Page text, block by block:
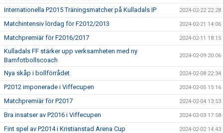
Internationella P2015 Träningsmatcher på Kulladals IP 2024-02-22 22:28
Matchintensiv lördag för F2012/2013 2024-02-21 14:06
Matchpremiär för F2016/2017 2024-02-11 18:15
Kulladals FF stärker upp verksamheten med ny
Barnfotbollscoach
2024-02-09 20:06
Nya skåp i bollförrådet 2024-02-08 22:34
P2012 imponerade i Viffecupen 2024-02-05 15:16
Matchpremiär för P2017 2024-02-04 13:53
Bra insatser av P2016 i Viffecupen 2024-02-03 17:58
Fint spel av P2014 i Kristianstad Arena Cup 2024-02-02 14:43